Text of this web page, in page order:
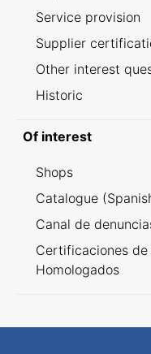
Service provision
Supplier
Other interest
Historic
Of interest
Shops
Catalogue
Canal de
Certificaciones de
Homologados